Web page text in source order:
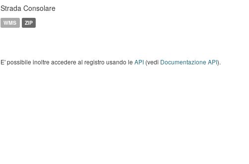
Strada Consolare
WMS ZIP
E' possibile inoltre accedere al registro usando le API (vedi Documentazione API).